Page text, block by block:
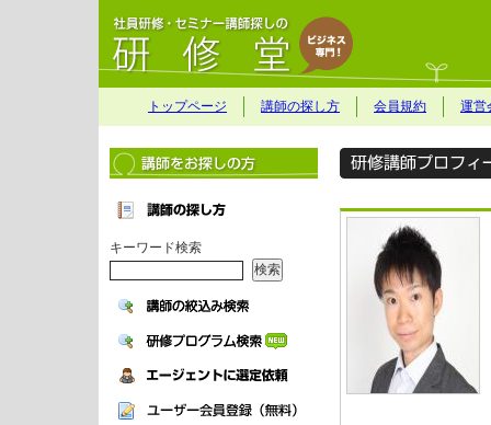
トップページ 講師の探し方 会員規約 運営
キーワード検索